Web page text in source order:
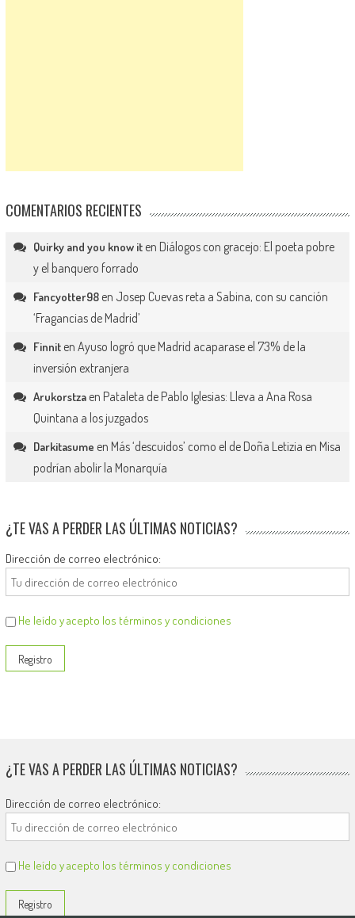
COMENTARIOS RECIENTES
Quirky and you know iten Diálogos con gracejo: El poeta pobre
y el banquero forrado
Fancyotter98en Josep Cuevas reta a Sabina, con su canción
‘Fragancias de Madrid’
Finniten Ayuso logró que Madrid acaparase el 73% de la
inversión extranjera
Arukorstzaen Pataleta de Pablo Iglesias: Lleva a Ana Rosa
Quintana a los juzgados
Darkitasume en Más ‘descuidos’ como el de Doña Letizia en Misa
podrían abolir la Monarquía
¿TE VAS A PERDER LAS ÚLTIMAS NOTICIAS?
Dirección de correo electrónico:
He leído y acepto los términos y condiciones
¿TE VAS A PERDER LAS ÚLTIMAS NOTICIAS?
Dirección de correo electrónico:
He leído y acepto los términos y condiciones